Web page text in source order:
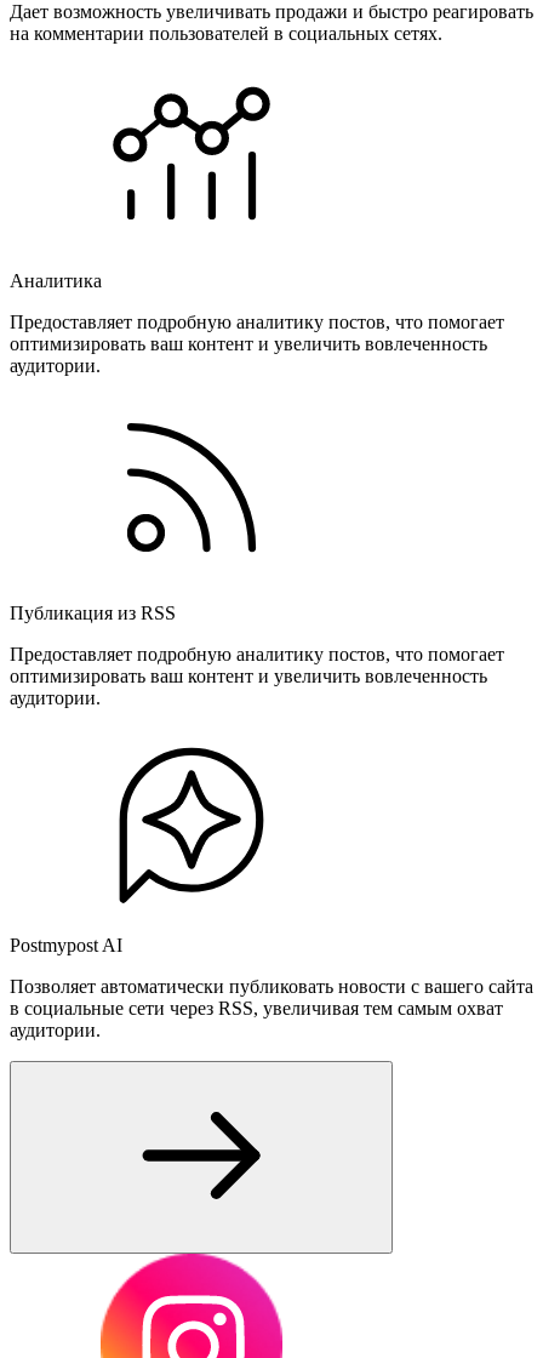
Дает возможность увеличивать продажи и быстро реагировать
на комментарии пользователей в социальных сетях.
Аналитика
Предоставляет подробную аналитику постов, что помогает
оптимизировать ваш контент и увеличить вовлеченность
аудитории.
Публикация из RSS
Предоставляет подробную аналитику постов, что помогает
оптимизировать ваш контент и увеличить вовлеченность
аудитории.
Postmypost AI
Позволяет автоматически публиковать новости с вашего сайта
в социальные сети через RSS, увеличивая тем самым охват
аудитории.